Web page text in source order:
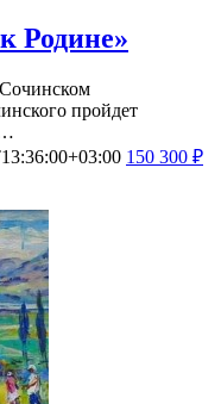
Родине»
пройдет
150 300 ₽